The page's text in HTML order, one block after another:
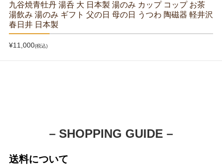
九谷焼青牡丹 湯呑 大 日本製 湯のみ カップ コップ お茶
湯飲み 湯のみ ギフト 父の日 母の日 うつわ 陶磁器 軽井沢
春日井 日本製
¥11,000(税込)
– SHOPPING GUIDE –
送料について